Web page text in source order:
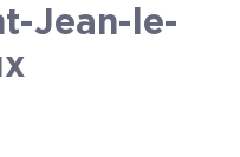
Jean-le-